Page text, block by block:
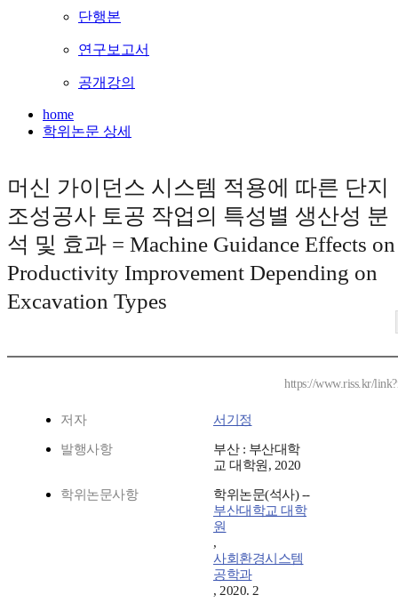
단행본
연구보고서
공개강의
home
학위논문 상세
머신 가이던스 시스템 적용에 따른 단지
조성공사 토공 작업의 특성별 생산성 분
석 및 효과 = Machine Guidance Effects on
Productivity Improvement Depending on
Excavation Types
https://www.riss.kr/
저자 서기정
발행사항
부산 : 부산대학
교 대학원, 2020
학위논문사항
학위논문(석사) --
부산대학교 대학
원
,
사회환경시스템
공학과
, 2020. 2